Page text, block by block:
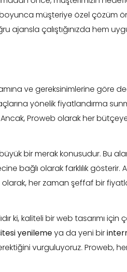
müşteriye özel çözüm
ajansla çalıştığınızda hem
ve gereksinimlerine göre
yönelik fiyatlandırma
Ancak, Proweb olarak her
bir merak konusudur. Bu
bağlı olarak farklılık gösterir.
olarak, her zaman şeffaf bir
ki, kaliteli bir web tasarımı için
yenilemeya da yeni bir
vurguluyoruz. Proweb,